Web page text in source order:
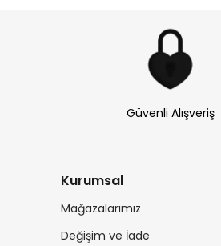
Güvenli Alışveriş
Kurumsal
Mağazalarımız
Değişim ve İade